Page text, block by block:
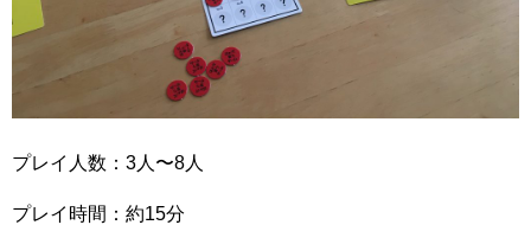
プレイ人数：3人〜8人
プレイ時間：約15分